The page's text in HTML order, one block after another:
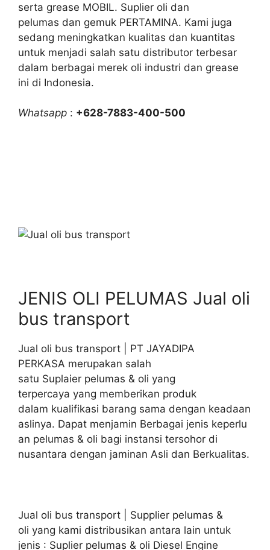
serta grease MOBIL. Suplier oli dan
pelumas dan gemuk PERTAMINA. Kami juga
sedang meningkatkan kualitas dan kuantitas
untuk menjadi salah satu distributor terbesar
dalam berbagai merek oli industri dan grease
ini di Indonesia.
Whatsapp : +628-7883-400-500
JENIS OLI PELUMAS Jual oli
bus transport
Jual oli bus transport | PT JAYADIPA
PERKASA merupakan salah
satu Suplaier pelumas & oli yang
terpercaya yang memberikan produk
dalam kualifikasi barang sama dengan keadaan
aslinya. Dapat menjamin Berbagai jenis keperlu
an pelumas & oli bagi instansi tersohor di
nusantara dengan jaminan Asli dan Berkualitas.
Jual oli bus transport | Supplier pelumas &
oli yang kami distribusikan antara lain untuk
jenis : Suplier pelumas & oli Diesel Engine